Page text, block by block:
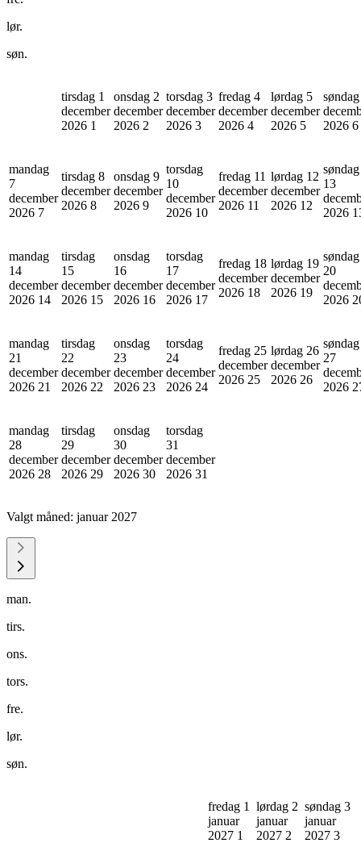
lør.
søn.
tirsdag 1
december
2026 1
onsdag 2
december
2026 2
torsdag 3
december
2026 3
fredag 4
december
2026 4
lørdag 5
december
2026 5
2026 6
mandag
7
december
2026 7
tirsdag 8
december
2026 8
onsdag 9
december
2026 9
torsdag
10
december
2026 10
fredag 11
december
2026 11
lørdag 12
december
2026 12
søndag
13
2026
mandag
14
december
2026 14
tirsdag
15
december
2026 15
onsdag
16
december
2026 16
torsdag
17
december
2026 17
fredag 18
december
2026 18
lørdag 19
december
2026 19
søndag
20
2026
mandag
21
december
2026 21
tirsdag
22
december
2026 22
onsdag
23
december
2026 23
torsdag
24
december
2026 24
fredag 25
december
2026 25
lørdag 26
december
2026 26
søndag
27
2026
mandag
28
december
2026 28
tirsdag
29
december
2026 29
onsdag
30
december
2026 30
torsdag
31
december
2026 31
Valgt måned: januar 2027
man.
tirs.
ons.
tors.
fre.
lør.
søn.
fredag 1
januar
2027 1
lørdag 2
januar
2027 2
søndag 3
januar
2027 3